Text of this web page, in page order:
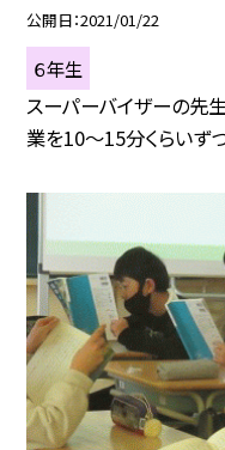
公開日 2021/01/22
６年生
スーパーバイザーの先
業を10〜15分くらいず